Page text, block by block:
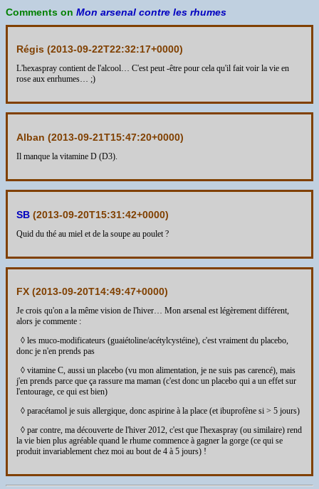
Comments on Mon arsenal contre les rhumes
Régis (2013-09-22T22:32:17+0000)
L'hexaspray contient de l'alcool… C'est peut -être pour cela qu'il fait voir la vie en
rose aux enrhumes… ;)
Alban (2013-09-21T15:47:20+0000)
Il manque la vitamine D (D3).
SB (2013-09-20T15:31:42+0000)
Quid du thé au miel et de la soupe au poulet ?
FX (2013-09-20T14:49:47+0000)
Je crois qu'on a la même vision de l'hiver… Mon arsenal est légèrement différent,
alors je commente :
◊ les muco-modificateurs (guaiétoline/acétylcystéine), c'est vraiment du placebo,
donc je n'en prends pas
◊ vitamine C, aussi un placebo (vu mon alimentation, je ne suis pas carencé), mais
j'en prends parce que ça rassure ma maman (c'est donc un placebo qui a un effet sur
l'entourage, ce qui est bien)
◊ paracétamol je suis allergique, donc aspirine à la place (et ibuprofène si > 5 jours)
◊ par contre, ma découverte de l'hiver 2012, c'est que l'hexaspray (ou similaire) rend
la vie bien plus agréable quand le rhume commence à gagner la gorge (ce qui se
produit invariablement chez moi au bout de 4 à 5 jours) !